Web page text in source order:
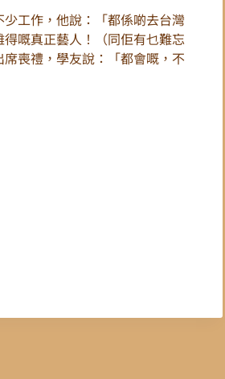
工作，他說：「都係啲去台灣
嘅真正藝人！（同佢有乜難忘
喪禮，學友說：「都會嘅，不